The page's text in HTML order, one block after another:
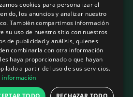
Emisores (IR) otorgado por
Colombia no es una
de los valores que
la solvencia del emisor.
derechos reservados.
cookies para personalizar el
los anuncios y analizar nuestro
También compartimos información
su uso de nuestro sitio con nuestros
de publicidad y análisis, quienes
combinarla con otra información
haya proporcionado o que hayan
a partir del uso de sus servicios.
información